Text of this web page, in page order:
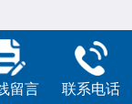
留言 联系电话